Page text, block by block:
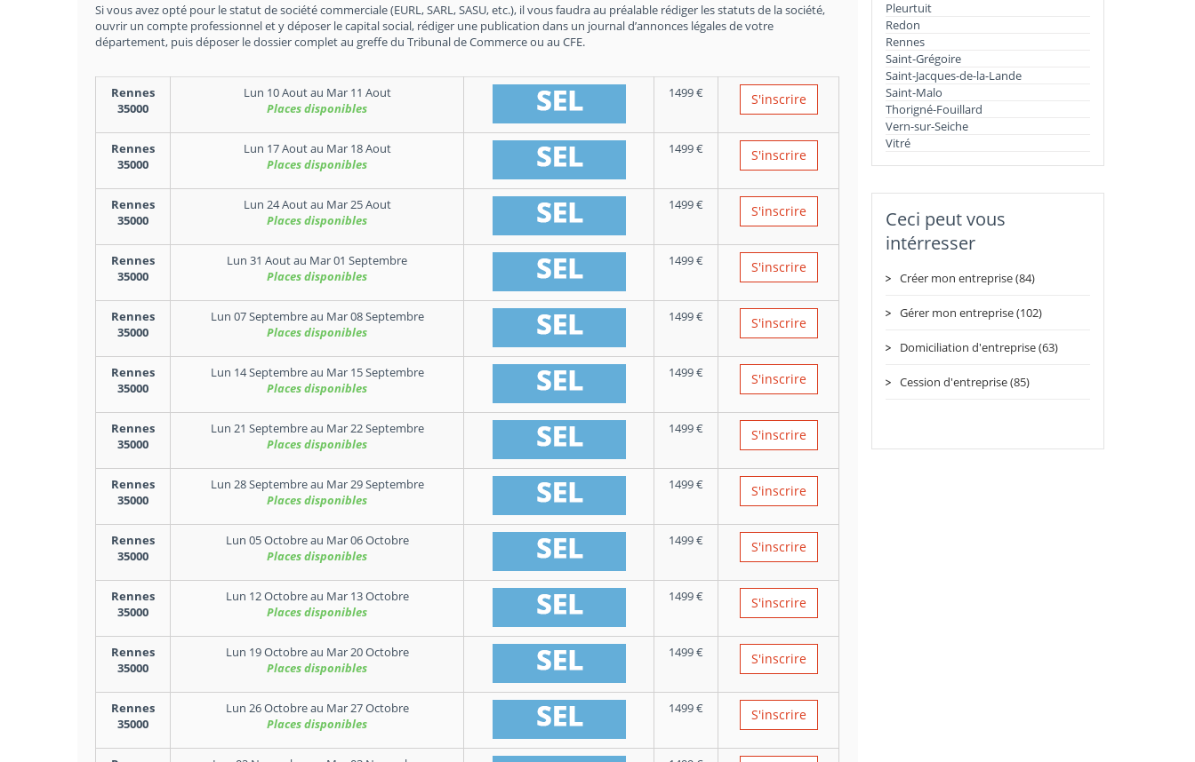
Si vous avez opté pour le statut de société commerciale (EURL, SARL, SASU, etc.), il vous faudra au préalable rédiger les statuts de la société,
ouvrir un compte professionnel et y déposer le capital social, rédiger une publication dans un journal d’annonces légales de votre
département, puis déposer le dossier complet au greffe du Tribunal de Commerce ou au CFE.
Rennes
35000
Lun 10 Aoutau Mar 11 Aout
Places disponibles
1499€ S'inscrire
Rennes
35000
Lun 17 Aoutau Mar 18 Aout
Places disponibles
1499€ S'inscrire
Rennes
35000
Lun 24 Aoutau Mar 25 Aout
Places disponibles
1499€ S'inscrire
Rennes
35000
Lun 31 Aoutau Mar 01 Septembre
Places disponibles
1499€ S'inscrire
Rennes
35000
Lun 07 Septembreau Mar 08 Septembre
Places disponibles
1499€ S'inscrire
Rennes
35000
Lun 14 Septembreau Mar 15 Septembre
Places disponibles
1499€ S'inscrire
Rennes
35000
Lun 21 Septembreau Mar 22 Septembre
Places disponibles
1499€ S'inscrire
Rennes
35000
Lun 28 Septembreau Mar 29 Septembre
Places disponibles
1499€ S'inscrire
Rennes
35000
Lun 05 Octobreau Mar 06 Octobre
Places disponibles
1499€ S'inscrire
Rennes
35000
Lun 12 Octobreau Mar 13 Octobre
Places disponibles
1499€ S'inscrire
Rennes
35000
Lun 19 Octobreau Mar 20 Octobre
Places disponibles
1499€ S'inscrire
Rennes
35000
Lun 26 Octobreau Mar 27 Octobre
Places disponibles
1499€ S'inscrire
Pleurtuit
Redon
Rennes
Saint-Grégoire
Saint-Jacques-de-la-Lande
Saint-Malo
Thorigné-Fouillard
Vern-sur-Seiche
Vitré
Ceci peut vous
intérresser
Créer mon entreprise (84)
Gérer mon entreprise (102)
Domiciliation d'entreprise (63)
Cession d'entreprise (85)